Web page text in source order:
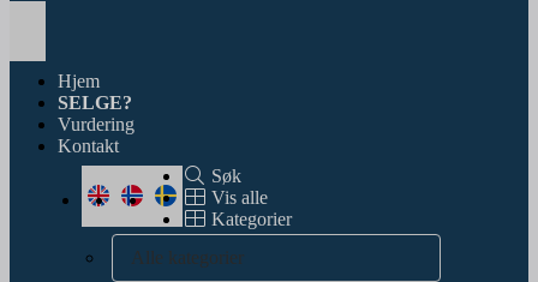
navigation
Hjem
SELGE?
Vurdering
Kontakt
Søk
Vis alle
Kategorier
Alle kategorier